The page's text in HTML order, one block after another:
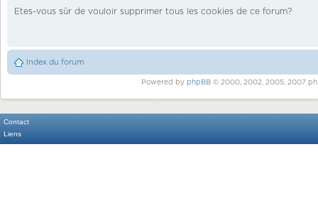
Etes-vous sûr de vouloir supprimer tous les cookies de ce forum?
Index du forum
Powered by phpBB© 2000, 2002, 2005, 2007
Contact
Liens